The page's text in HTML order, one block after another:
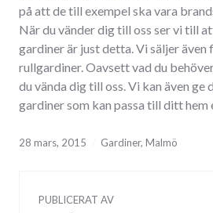
på att de till exempel ska vara
När du vänder dig till oss ser vi till
gardiner är just detta. Vi säljer även
rullgardiner. Oavsett vad du
du vända dig till oss. Vi kan även ge
gardiner som kan passa till ditt hem
28 mars, 2015 Gardiner, Malmö
PUBLICERAT AV